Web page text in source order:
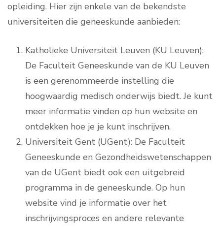
opleiding. Hier zijn enkele van de bekendste
universiteiten die geneeskunde aanbieden:
Katholieke Universiteit Leuven (KU Leuven):
De Faculteit Geneeskunde van de KU Leuven
is een gerenommeerde instelling die
hoogwaardig medisch onderwijs biedt. Je kunt
meer informatie vinden op hun website en
ontdekken hoe je je kunt inschrijven.
Universiteit Gent (UGent): De Faculteit
Geneeskunde en Gezondheidswetenschappen
van de UGent biedt ook een uitgebreid
programma in de geneeskunde. Op hun
website vind je informatie over het
inschrijvingsproces en andere relevante